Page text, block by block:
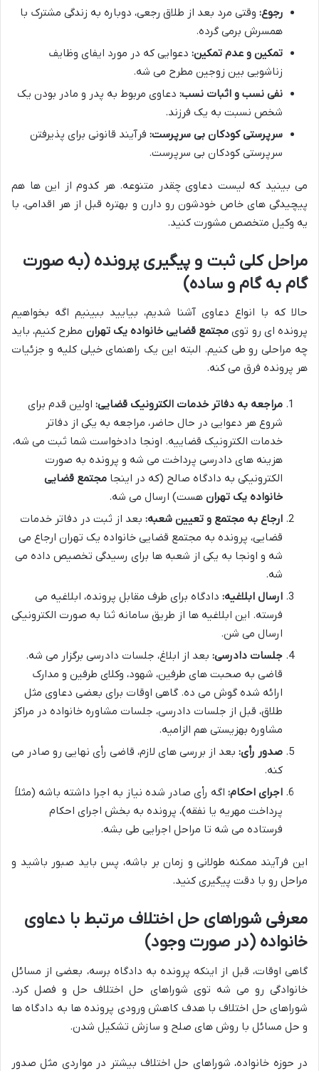
رجوع: وقتی مرد بعد از طلاق رجعی، دوباره به زندگی مشترک با
همسرش برمی گرده.
تمکین و عدم تمکین: دعوایی که در مورد ایفای وظایف
زناشویی بین زوجین مطرح می شه.
نفی نسب و اثبات نسب: دعاوی مربوط به پدر و مادر بودن یک
شخص نسبت به یک فرزند.
سرپرستی کودکان بی سرپرست: فرآیند قانونی برای پذیرفتن
سرپرستی کودکان بی سرپرست.
می بینید که لیست دعاوی چقدر متنوعه. هر کدوم از این ها هم
پیچیدگی های خاص خودشون رو دارن و بهتره قبل از هر اقدامی، با
یه وکیل متخصص مشورت کنید.
مراحل کلی ثبت و پیگیری پرونده (به صورت
گام به گام و ساده)
حالا که با انواع دعاوی آشنا شدیم، بیایید ببینیم اگه بخواهیم
پرونده ای رو توی مجتمع قضایی خانواده یک تهران مطرح کنیم، باید
چه مراحلی رو طی کنیم. البته این یک راهنمای خیلی کلیه و جزئیات
هر پرونده فرق می کنه.
مراجعه به دفاتر خدمات الکترونیک قضایی: اولین قدم برای
شروع هر دعوایی در حال حاضر، مراجعه به یکی از دفاتر
خدمات الکترونیک قضاییه. اونجا دادخواست شما ثبت می شه،
هزینه های دادرسی پرداخت می شه و پرونده به صورت
الکترونیکی به دادگاه صالح (که در اینجا مجتمع قضایی
خانواده یک تهران هست) ارسال می شه.
ارجاع به مجتمع و تعیین شعبه: بعد از ثبت در دفاتر خدمات
قضایی، پرونده به مجتمع قضایی خانواده یک تهران ارجاع می
شه و اونجا به یکی از شعبه ها برای رسیدگی تخصیص داده می
شه.
ارسال ابلاغیه: دادگاه برای طرف مقابل پرونده، ابلاغیه می
فرسته. این ابلاغیه ها از طریق سامانه ثنا به صورت الکترونیکی
ارسال می شن.
جلسات دادرسی: بعد از ابلاغ، جلسات دادرسی برگزار می شه.
قاضی به صحبت های طرفین، شهود، وکلای طرفین و مدارک
ارائه شده گوش می ده. گاهی اوقات برای بعضی دعاوی مثل
طلاق، قبل از جلسات دادرسی، جلسات مشاوره خانواده در مراکز
مشاوره بهزیستی هم الزامیه.
صدور رأی: بعد از بررسی های لازم، قاضی رأی نهایی رو صادر می
کنه.
اجرای احکام: اگه رأی صادر شده نیاز به اجرا داشته باشه (مثلاً
پرداخت مهریه یا نفقه)، پرونده به بخش اجرای احکام
فرستاده می شه تا مراحل اجرایی طی بشه.
این فرآیند ممکنه طولانی و زمان بر باشه، پس باید صبور باشید و
مراحل رو با دقت پیگیری کنید.
معرفی شوراهای حل اختلاف مرتبط با دعاوی
خانواده (در صورت وجود)
گاهی اوقات، قبل از اینکه پرونده به دادگاه برسه، بعضی از مسائل
خانوادگی رو می شه توی شوراهای حل اختلاف حل و فصل کرد.
شوراهای حل اختلاف با هدف کاهش ورودی پرونده ها به دادگاه ها
و حل مسائل با روش های صلح و سازش تشکیل شدن.
در حوزه خانواده، شوراهای حل اختلاف بیشتر در مواردی مثل صدور